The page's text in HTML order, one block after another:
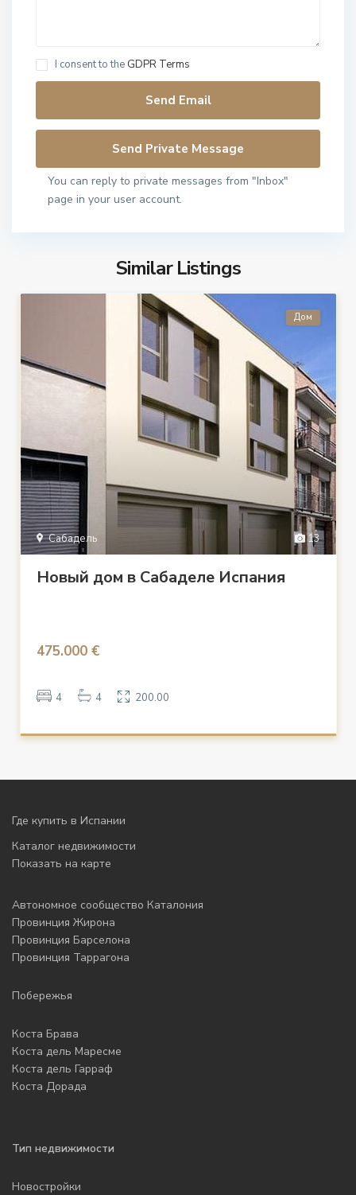
I consent to the GDPR Terms
You can reply to private messages from "Inbox"
page in your user account.
Similar Listings
13
Сабадель
Дом
Новый дом в Сабаделе Испания
475.000 €
4 4 200.00
Где купить в Испании
Каталог недвижимости
Показать на карте
Автономное сообщество Каталония
Провинция Жирона
Провинция Барселона
Провинция Таррагона
Побережья
Коста Брава
Коста дель Маресме
Коста дель Гарраф
Коста Дорада
Тип недвижимости
Новостройки